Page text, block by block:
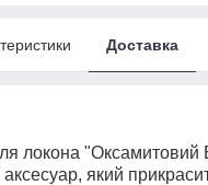
Доставка
локона "Оксамитовий
аксесуар, який